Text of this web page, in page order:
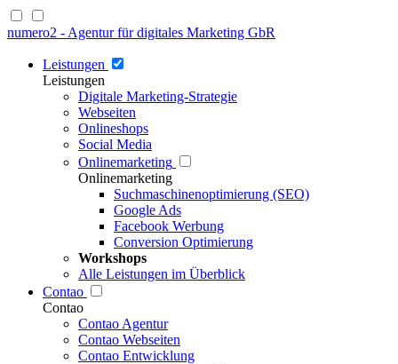
numero2 - Agentur für digitales Marketing GbR
Leistungen
Leistungen
Digitale Marketing-Strategie
Webseiten
Onlineshops
Social Media
Onlinemarketing
Onlinemarketing
Suchmaschinenoptimierung (SEO)
Google Ads
Facebook Werbung
Conversion Optimierung
Workshops
Alle Leistungen im Überblick
Contao
Contao
Contao Agentur
Contao Webseiten
Contao Entwicklung